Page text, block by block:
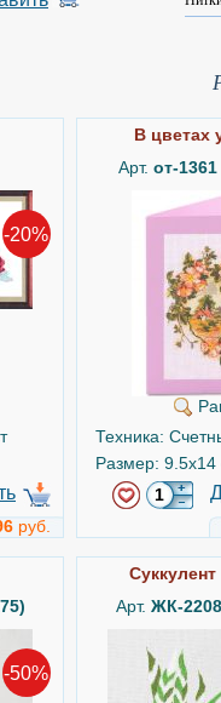
-20%
руб.
В цветах
Арт. от-1361
Техника:
Размер: 9.5x14
-50%
Суккулент
Арт. ЖК-